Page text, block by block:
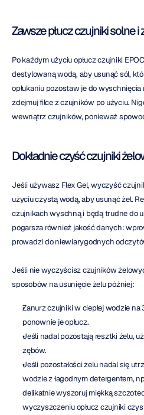
Zawsze płucz czujniki solne
Po każdym użyciu opłucz czujniki
destylowaną wodą, aby usunąć sól,
opłukaniu pozostaw je do
zdejmuj filce z czujników po użyciu.
wewnątrz czujników, ponieważ
Dokładnie czyść czujniki
Jeśli używasz Flex Gel, wyczyść
użyciu czystą wodą, aby usunąć żel.
czujnikach wyschną i będą trudne do
pogarsza również jakość danych:
prowadzi do niewiarygodnych
Jeśli nie wyczyścisz czujników
sposobów na usunięcie żelu później:
Zanurz czujniki w ciepłej wodzie
ponownie je opłucz.
Jeśli nadal pozostają resztki żelu,
zębów.
Jeśli pozostałości żelu nadal się
wodzie z łagodnym detergentem,
delikatnie wyszoruj miękką
wyczyszczeniu opłucz czujniki